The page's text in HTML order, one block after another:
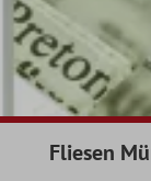
Fliesen